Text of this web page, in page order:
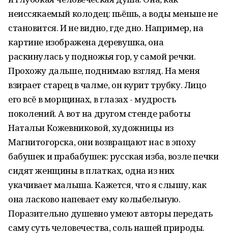
неиссякаемый колодец: пьёшь, а воды меньше не
становится. И не видно, где дно. Например, на
картине изображена деревушка, она
раскинулась у подножья гор, у самой речки.
Прохожу дальше, поднимаю взгляд. На меня
взирает старец в чалме, он курит трубку. Лицо
его всё в морщинах, в глазах - мудрость
поколений. А вот на другом стенде работы
Натальи Кожевниковой, художницы из
Магнитогорска, они возвращают нас в эпоху
бабушек и прабабушек: русская изба, возле печки
сидят женщины в платках, одна из них
укачивает малыша. Кажется, что я слышу, как
она ласково напевает ему колыбельную.
Поразительно душевно умеют авторы передать
саму суть человечества, соль нашей природы.